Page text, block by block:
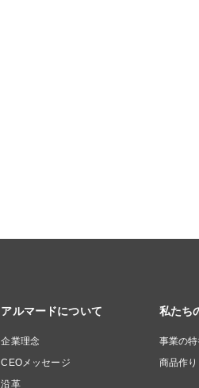
アルマードについて
企業理念
CEOメッセージ
沿革
私たち
事業の
商品作